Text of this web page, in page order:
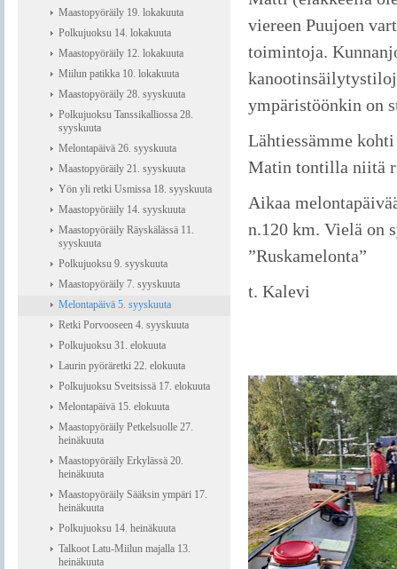
viereen Puujoen
toimintoja.
ympäristöönkin on
Lähtiessämme
Matin tontilla niitä
Aikaa
n.120 km. Vielä on
”Ruskamelonta”
t. Kalevi
Maastopyöräily 19. lokakuuta
Polkujuoksu 14. lokakuuta
Maastopyöräily 12. lokakuuta
Miilun patikka 10. lokakuuta
Maastopyöräily 28. syyskuuta
Polkujuoksu Tanssikalliossa 28.
syyskuuta
Melontapäivä 26. syyskuuta
Maastopyöräily 21. syyskuuta
Yön yli retki Usmissa 18. syyskuuta
Maastopyöräily 14. syyskuuta
Maastopyöräily Räyskälässä 11.
syyskuuta
Polkujuoksu 9. syyskuuta
Maastopyöräily 7. syyskuuta
Melontapäivä 5. syyskuuta
Retki Porvooseen 4. syyskuuta
Polkujuoksu 31. elokuuta
Laurin pyöräretki 22. elokuuta
Polkujuoksu Sveitsissä 17. elokuuta
Melontapäivä 15. elokuuta
Maastopyöräily Petkelsuolle 27.
heinäkuuta
Maastopyöräily Erkylässä 20.
heinäkuuta
Maastopyöräily Sääksin ympäri 17.
heinäkuuta
Polkujuoksu 14. heinäkuuta
Talkoot Latu-Miilun majalla 13.
heinäkuuta